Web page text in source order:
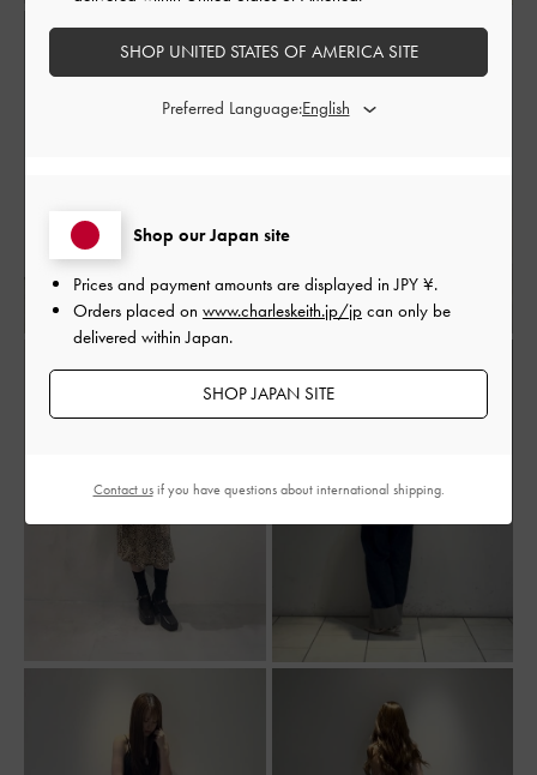
Shop our Japan site
Prices and payment amounts are displayed inJPY ¥.
Orders placed on www.charleskeith.jp/jp can only be
delivered within Japan.
SHOP JAPAN SITE
SHOP UNITED STATES OF AMERICA SITE
Preferred Language:
Contact usif you have questions about international shipping.